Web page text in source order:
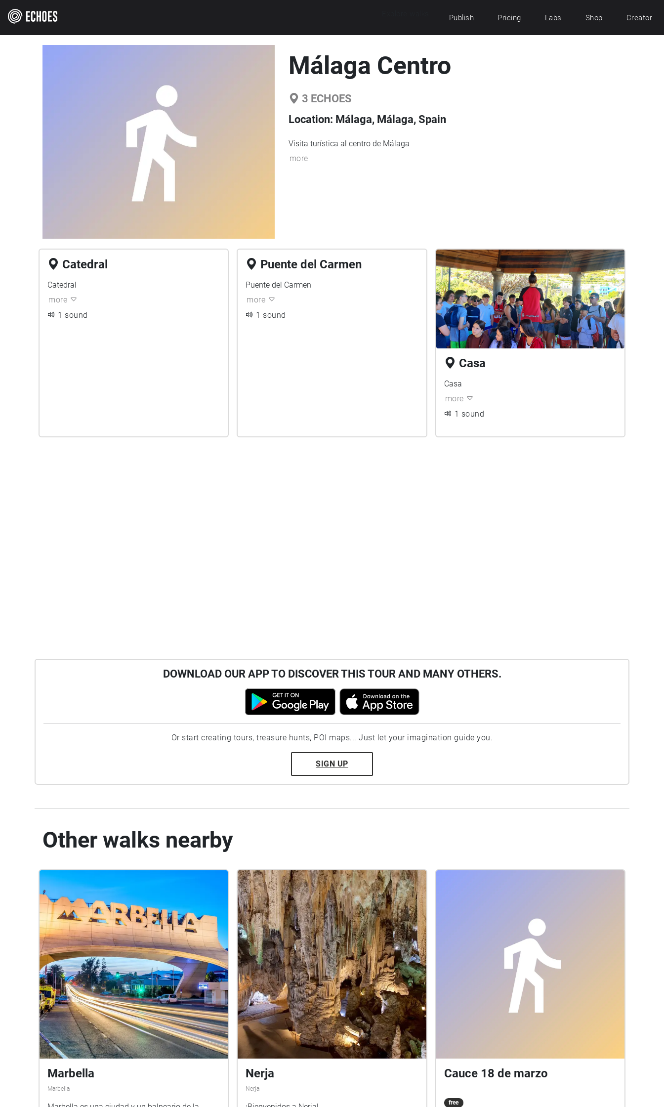
Publish Pricing Labs Shop Creator
Málaga Centro
3 ECHOES
Location: Málaga, Málaga, Spain
Visita turística al centro de Málaga
more
Catedral
Catedral
more
1 sound
Puente del Carmen
Puente del Carmen
more
1 sound
Casa
Casa
more
1 sound
DOWNLOAD OUR APP TO DISCOVER THIS TOUR AND MANY OTHERS.
Or start creating tours, treasure hunts, POI maps... Just let your imagination guide you.
SIGN UP
Other walks nearby
Marbella
Marbella
Nerja
Nerja
Cauce 18 de marzo
free